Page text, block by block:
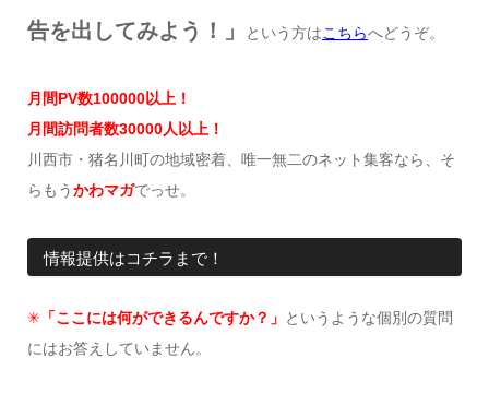
告を出してみよう！」
という方はこちらへどうぞ。
月間PV数100000以上！
月間訪問者数30000人以上！
川西市・猪名川町の地域密着、唯一無二のネット集客なら、そ
らもうかわマガでっせ。
情報提供はコチラまで！
✳︎ 「ここには何ができるんですか？」 というような個別の質問
にはお答えしていません。